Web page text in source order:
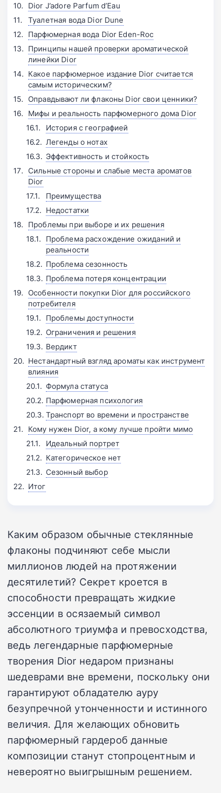
Dior J’adore Parfum d’Eau
Туалетная вода Dior Dune
Парфюмерная вода Dior Eden-Roc
Принципы нашей проверки ароматической
линейки Dior
Какое парфюмерное издание Dior считается
самым историческим?
Оправдывают ли флаконы Dior свои ценники?
Мифы и реальность парфюмерного дома Dior
История с географией
Легенды о нотах
Эффективность и стойкость
Сильные стороны и слабые места ароматов
Dior
Преимущества
Недостатки
Проблемы при выборе и их решения
Проблема расхождение ожиданий и
реальности
Проблема сезонность
Проблема потеря концентрации
Особенности покупки Dior для российского
потребителя
Проблемы доступности
Ограничения и решения
Вердикт
Нестандартный взгляд ароматы как инструмент
влияния
Формула статуса
Парфюмерная психология
Транспорт во времени и пространстве
Кому нужен Dior, а кому лучше пройти мимо
Идеальный портрет
Категорическое нет
Сезонный выбор
Итог
Каким образом обычные стеклянные
флаконы подчиняют себе мысли
миллионов людей на протяжении
десятилетий? Секрет кроется в
способности превращать жидкие
эссенции в осязаемый символ
абсолютного триумфа и превосходства,
ведь легендарные парфюмерные
творения Dior недаром признаны
шедеврами вне времени, поскольку они
гарантируют обладателю ауру
безупречной утонченности и истинного
величия. Для желающих обновить
парфюмерный гардероб данные
композиции станут стопроцентным и
невероятно выигрышным решением.